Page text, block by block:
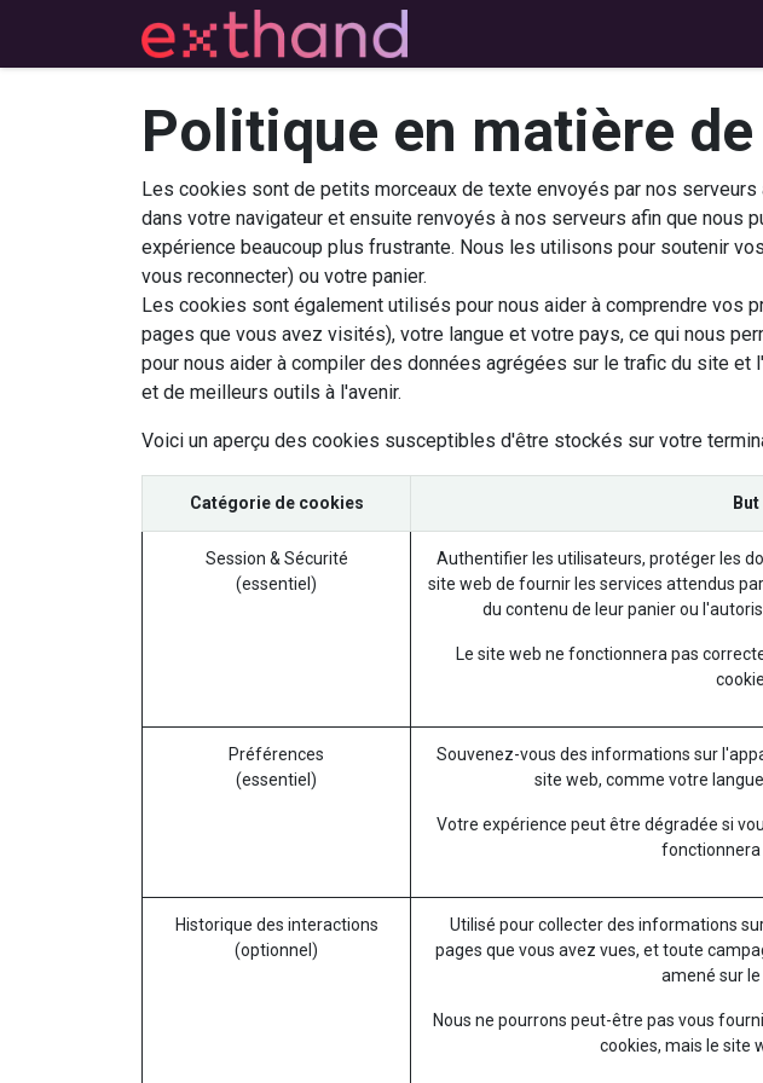
Politique en matière
Les cookies sont de petits morceaux de texte envoyés par nos
dans votre navigateur et ensuite renvoyés à nos serveurs afin que
expérience beaucoup plus frustrante. Nous les utilisons pour soutenir
vous reconnecter) ou votre panier.
Les cookies sont également utilisés pour nous aider à comprendre
pages que vous avez visités), votre langue et votre pays, ce qui nous
pour nous aider à compiler des données agrégées sur le trafic du site
et de meilleurs outils à l'avenir.
Voici un aperçu des cookies susceptibles d'être stockés sur votre
Catégorie de cookies But
Session & Sécurité
(essentiel)
Authentifier les utilisateurs, protéger les
site web de fournir les services attendus
du contenu de leur panier ou
Le site web ne fonctionnera pas
Préférences
(essentiel)
Souvenez-vous des informations sur
site web, comme votre
Votre expérience peut être dégradée si
fonctionnera
Historique des interactions
(optionnel)
Utilisé pour collecter des informations
pages que vous avez vues, et toute
amené sur le
Nous ne pourrons peut-être pas vous
cookies, mais le site